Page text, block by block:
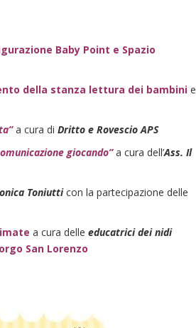
Baby Point e Spazio
della stanza lettura dei bambini e
a cura diDritto e Rovescio APS
giocando”a cura dell’Ass. Il
Toniutticon la partecipazione delle
a cura delle educatrici dei nidi
San Lorenzo